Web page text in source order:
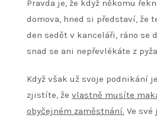
Pravda je, že když někomu
domova, hned si představí, že
den sedět v kanceláři, ráno se
snad se ani nepřevlékáte z
Když však už svoje podnikání
zjistíte, že vlastně musíte
obyčejném zaměstnání. Ve své